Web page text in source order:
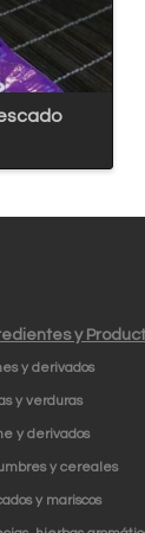
y
y derivados
y verduras
y derivados
y cereales
y mariscos